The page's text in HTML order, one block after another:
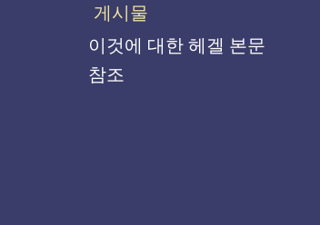
게시물
이것에 대한 헤겔 본문
참조